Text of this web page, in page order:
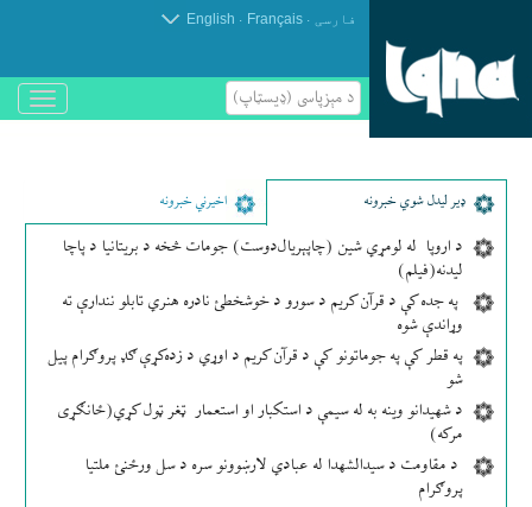
فارسی .
Français
.
English
د مېزپاسى (ډیسټاپ)
باز
و
ډير لیدل شوي خبرونه اخیرني خبرونه
د اروپا له لومړي شین (چاپېریال‌دوست) جومات څخه د بریتانیا د پاچا
لیدنه(فیلم)
په جده کې د قرآن کریم د سورو د خوشخطئ نادره هنري تابلو نندارې ته
وړاندې شوه
په قطر کې په جوماتونو کې د قرآن کریم د اوړي د زده‌کړې ګډ پروګرام پیل
شو
د شهیدانو وینه به له سیمې د استکبار او استعمار ټغر ټول کړي(ځانګړی
مرکه)
د مقاومت د سیدالشهدا له عبادي لارښوونو سره د سل ورځنئ ملتیا
پروګرام